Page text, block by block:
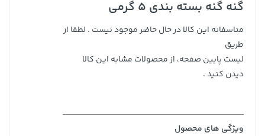
گنه گنه بسته بندی 5 گرمی
متاسفانه این کالا در حال حاضر موجود نیست . لطفا از
طریق
لیست پایین صفحه، از محصولات مشابه این کالا
دیدن کنید .
ویژگی های محصول